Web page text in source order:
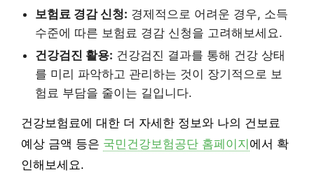
보험료 경감 신청: 경제적으로 어려운 경우, 소득
수준에 따른 보험료 경감 신청을 고려해보세요.
건강검진 활용: 건강검진 결과를 통해 건강 상태
를 미리 파악하고 관리하는 것이 장기적으로 보
험료 부담을 줄이는 길입니다.
건강보험료에 대한 더 자세한 정보와 나의 건보료
예상 금액 등은 국민건강보험공단 홈페이지 에서 확
인해보세요.